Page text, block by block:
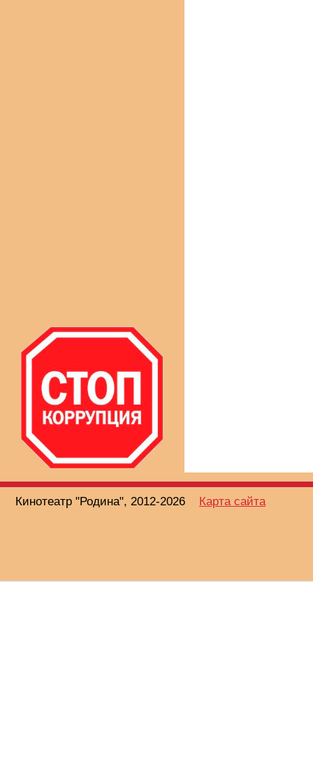
Кинотеатр "Родина", 2012-2026 Карта сайта